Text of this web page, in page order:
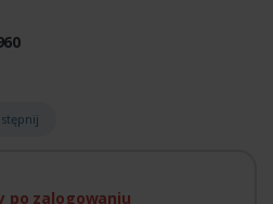
po zalogowaniu